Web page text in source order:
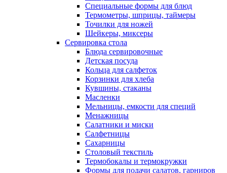
Специальные формы для блюд
Термометры, шприцы, таймеры
Точилки для ножей
Шейкеры, миксеры
Сервировка стола
Блюда сервировочные
Детская посуда
Кольца для салфеток
Корзинки для хлеба
Кувшины, стаканы
Масленки
Мельницы, емкости для специй
Менажницы
Салатники и миски
Салфетницы
Сахарницы
Столовый текстиль
Термобокалы и термокружки
Формы для подачи салатов, гарниров